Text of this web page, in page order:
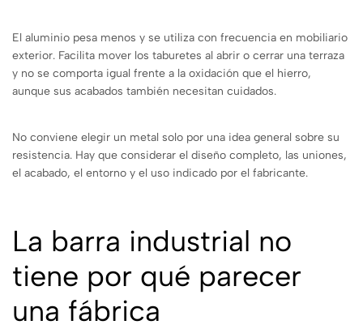
El aluminio pesa menos y se utiliza con frecuencia en mobiliario
exterior. Facilita mover los taburetes al abrir o cerrar una terraza
y no se comporta igual frente a la oxidación que el hierro,
aunque sus acabados también necesitan cuidados.
No conviene elegir un metal solo por una idea general sobre su
resistencia. Hay que considerar el diseño completo, las uniones,
el acabado, el entorno y el uso indicado por el fabricante.
La barra industrial no
tiene por qué parecer
una fábrica